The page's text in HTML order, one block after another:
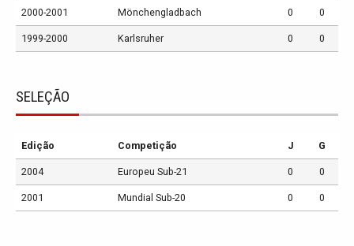
2000-2001 Mönchengladbach 0 0
1999-2000 Karlsruher 0 0
SELEÇÃO
Edição Competição J G
2004 Europeu Sub-21 0 0
2001 Mundial Sub-20 0 0